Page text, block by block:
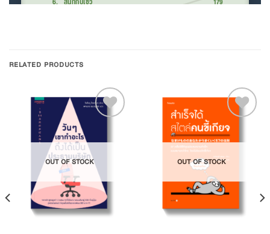
RELATED PRODUCTS
Wishlist
OUT OF STOCK OUT OF STOCK